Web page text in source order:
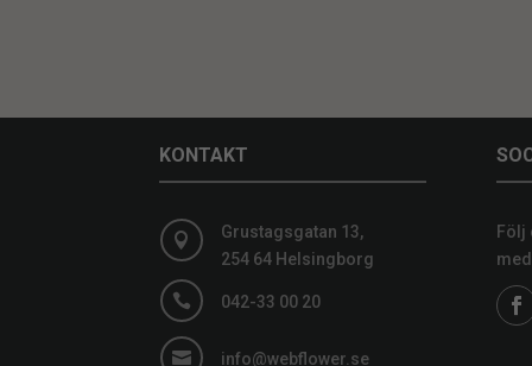
KONTAKT

Grustagsgatan 13,
254 64 Helsingborg
 042-33 00 20
 info@webflower.se
Följ